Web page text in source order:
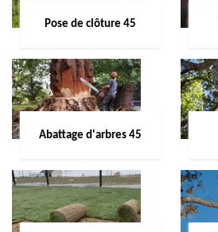
Pose de clôture 45
Abattage d'arbres 45